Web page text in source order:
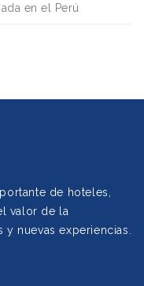
en el Perú
de hoteles,
valor de la
nuevas experiencias.